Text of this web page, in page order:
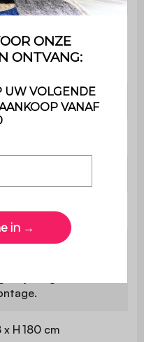
wordt in een kit
x H 180 cm